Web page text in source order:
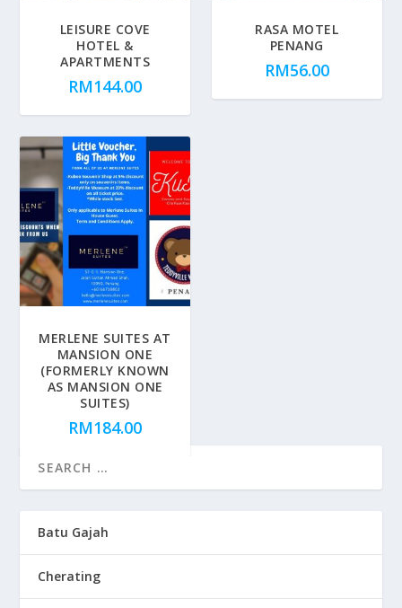
LEISURE COVE
HOTEL &
APARTMENTS
RM144.00
RASA MOTEL
PENANG
RM56.00
MERLENE SUITES AT
MANSION ONE
(FORMERLY KNOWN
AS MANSION ONE
SUITES)
RM184.00
Batu Gajah
Cherating